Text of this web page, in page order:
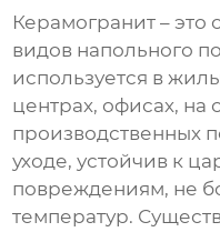
Керамогранит –
видов напольного
используется в
центрах, офисах, на
производственных
уходе, устойчив к
повреждениям, не
температур.